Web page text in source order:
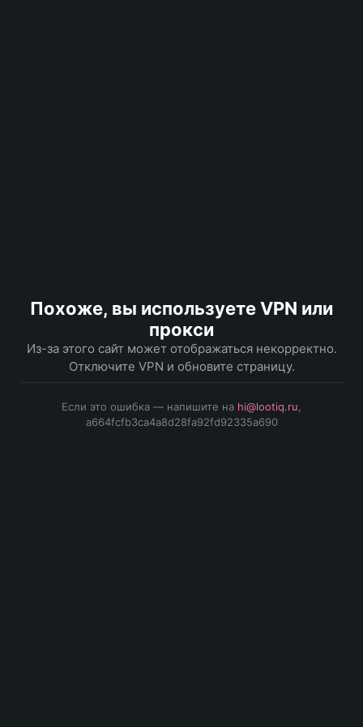
Похоже, вы используете VPN или
прокси
Из-за этого сайт может отображаться некорректно.
Отключите VPN и обновите страницу.
Если это ошибка — напишите на hi@lootiq.ru
a664fcfb3ca4a8d28fa92fd92335a690